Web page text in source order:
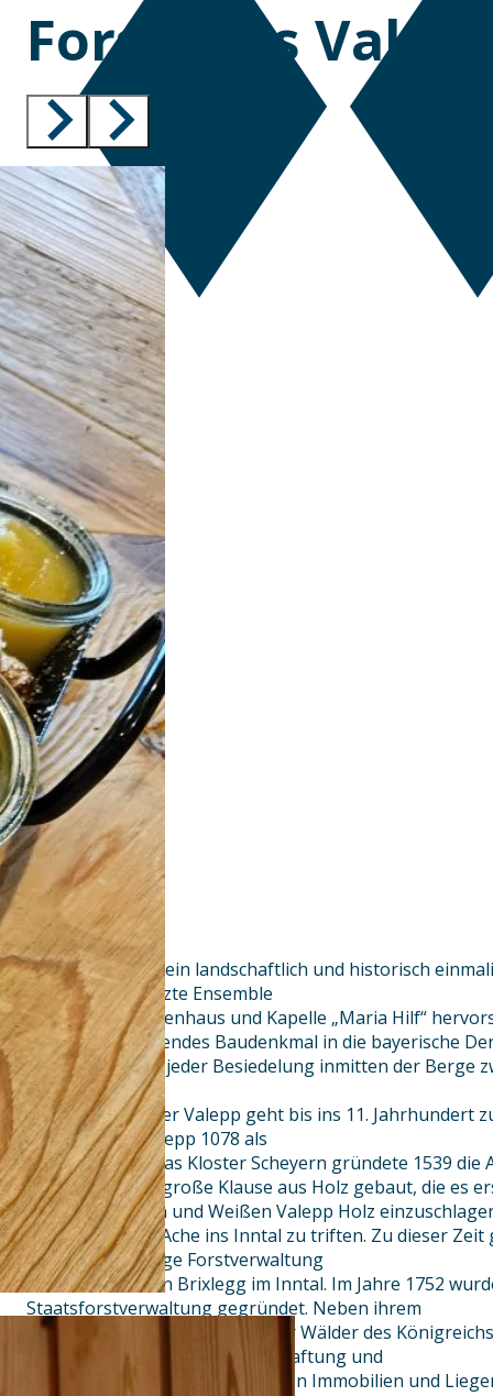
Forsthaus
Die Valepp stellt ein landschaftlich und historisch
denkmalgeschützte Ensemble
Forsthaus, Klausenhaus und Kapelle „Maria Hilf“
landschaftsprägendes Baudenkmal in die bayerische
liegt weit ab von jeder Besiedelung inmitten der Berge
Spitzingsee.
Die Geschichte der Valepp geht bis ins 11. Jahrhundert
erwähnte die Valepp 1078 als
„Wideppe“ und das Kloster Scheyern gründete 1539 die
wurde dort eine große Klause aus Holz gebaut, die es
Tälern der Roten und Weißen Valepp Holz
Brandenburger Ache ins Inntal zu triften. Zu dieser
und die zuständige Forstverwaltung
hatte ihren Sitz in Brixlegg im Inntal. Im Jahre 1752
Staatsforstverwaltung gegründet. Neben ihrem
Auftrag zur Bewirtschaftung der Wälder des
selbstverständlich die Bewirtschaftung und
Erhaltung der damit verbundenen Immobilien und